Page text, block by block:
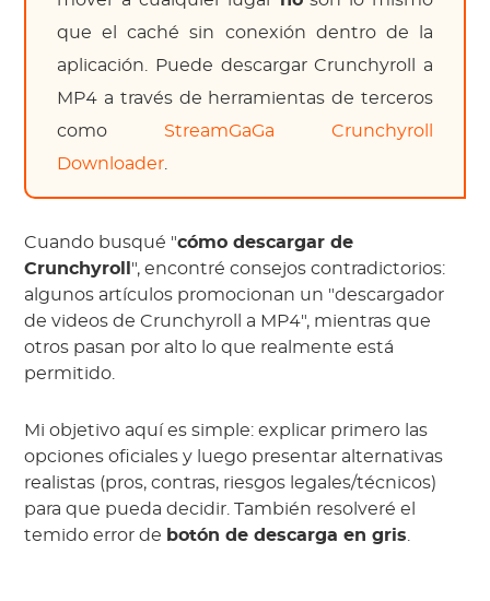
que el caché sin conexión dentro de la
aplicación. Puede descargar Crunchyroll a
MP4 a través de herramientas de terceros
como StreamGaGa Crunchyroll
Downloader
Cuando busqué "cómo descargar de
Crunchyroll ", encontré consejos contradictorios:
algunos artículos promocionan un "descargador
de videos de Crunchyroll a MP4", mientras que
otros pasan por alto lo que realmente está
permitido.
Mi objetivo aquí es simple: explicar primero las
opciones oficiales y luego presentar alternativas
realistas (pros, contras, riesgos legales/técnicos)
para que pueda decidir. También resolveré el
temido error de botón de descarga en gris